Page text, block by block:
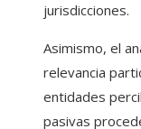
jurisdicciones.
Asimismo, el
relevancia
entidades
pasivas